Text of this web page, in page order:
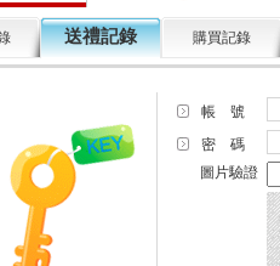
送禮記錄 購買記錄
帳 號
密 碼
圖片驗證